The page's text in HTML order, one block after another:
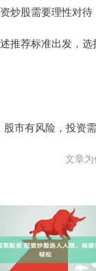
炒股需要理性对
推荐标准出发，
市有风险，投资
文章